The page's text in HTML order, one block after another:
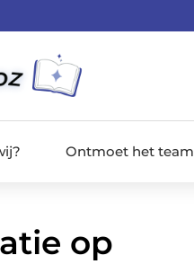
Ontmoet het team
op